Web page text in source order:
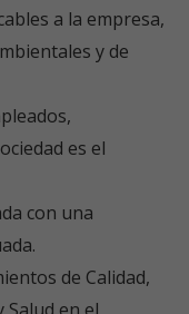
a la empresa,
y de
es el
con una
de Calidad,